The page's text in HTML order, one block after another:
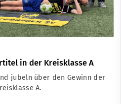
in der Kreisklasse A
jubeln über den Gewinn der
A.